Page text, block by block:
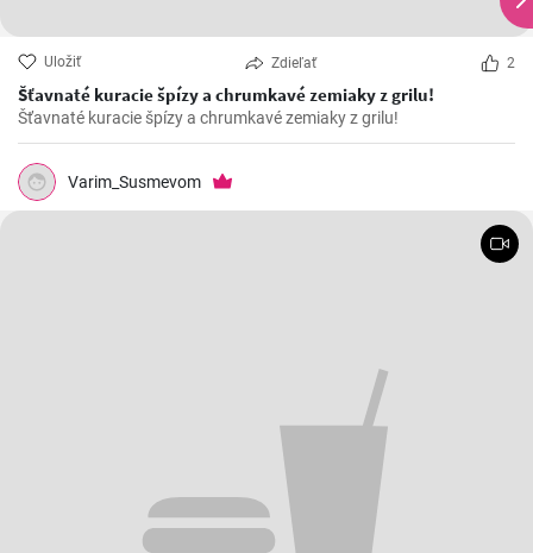
Uložiť Zdieľať 2
Šťavnaté kuracie špízy a chrumkavé zemiaky z grilu!
Šťavnaté kuracie špízy a chrumkavé zemiaky z grilu!
Varim_Susmevom